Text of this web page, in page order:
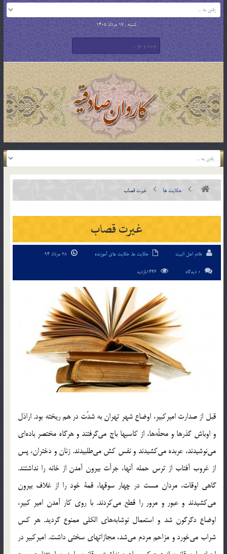
شنبه , 17 مرداد 1405
حکایت ها غيرت قصاب
غيرت قصاب
خادم اهل البیت حکایت ها, حکایت های آموزنده
0 دیدگاه
قبل از صدارت اميركبير، اوضاع شهر تهران به شدّت در هم ريخته بود. اراذل
و اوباش گذرها و محلّه‌ها، از كاسبها باج مي‌گرفتند و هرگاه مختصر باده‌اي
مي‌نوشيدند، عربده مي‌كشيدند و نفس كش مي‌طلبيدند. زنان و دختران، پس
از غروب آفتاب از ترس حمله آنها، جرأت بيرون آمدن از خانه را نداشتند.
گاهي اوقات، مردان مست در چهار سوقها، قمة خود را از غلاف بيرون
مي‌كشيدند و عبور و مرور را قطع مي‌كردند. با روي كار آمدن امير كبير،
اوضاع دگرگون شد و استعمال نوشابه‌هاي الكلي ممنوع گرديد. هر كس
شراب مي‌خورد و مزاحم مردم مي‌شد، مجازاتهاي سختي داشت. اميركبير در